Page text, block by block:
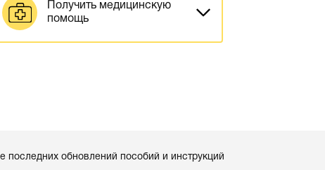
Получить медицинскую
помощь
последних обновлений пособий и инструкций